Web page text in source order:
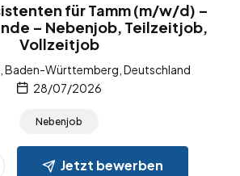
für Tamm (m/w/d) –
– Nebenjob, Teilzeitjob,
Vollzeitjob
Baden-Württemberg, Deutschland
28/07/2026
Nebenjob
Jetzt bewerben